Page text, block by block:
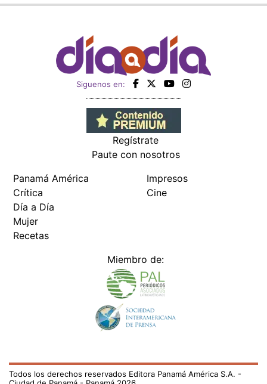
Siguenos en:
Regístrate
Paute con nosotros
Panamá América
Crítica
Día a Día
Mujer
Recetas
Impresos
Cine
Miembro de:
Todos los derechos reservados Editora Panamá América S.A. -